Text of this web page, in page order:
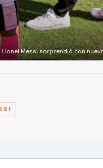
Lionel Messi sorprendió con